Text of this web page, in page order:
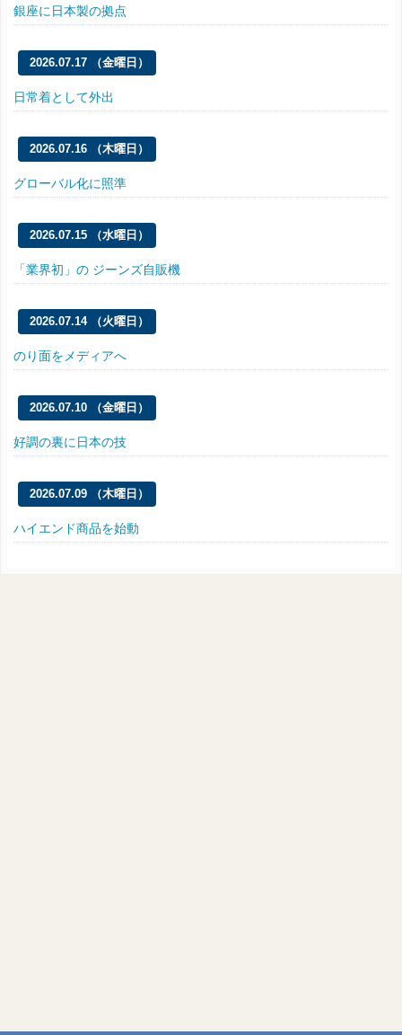
銀座に日本製の拠点
2026.07.17 （金曜日）
日常着として外出
2026.07.16 （木曜日）
グローバル化に照準
2026.07.15 （水曜日）
「業界初」の ジーンズ自販機
2026.07.14 （火曜日）
のり面をメディアへ
2026.07.10 （金曜日）
好調の裏に日本の技
2026.07.09 （木曜日）
ハイエンド商品を始動